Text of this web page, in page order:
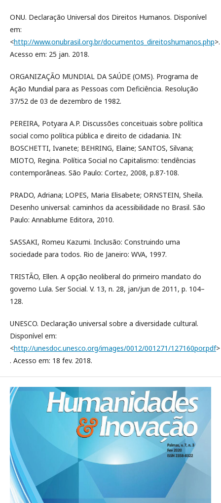
ONU. Declaração Universal dos Direitos Humanos. Disponível
em:
<http://www.onubrasil.org.br/documentos_direitoshumanos.php>.
Acesso em: 25 jan. 2018.
ORGANIZAÇÃO MUNDIAL DA SAÚDE (OMS). Programa de
Ação Mundial para as Pessoas com Deficiência. Resolução
37/52 de 03 de dezembro de 1982.
PEREIRA, Potyara A.P. Discussões conceituais sobre política
social como política pública e direito de cidadania. IN:
BOSCHETTI, Ivanete; BEHRING, Elaine; SANTOS, Silvana;
MIOTO, Regina. Política Social no Capitalismo: tendências
contemporâneas. São Paulo: Cortez, 2008, p.87-108.
PRADO, Adriana; LOPES, Maria Elisabete; ORNSTEIN, Sheila.
Desenho universal: caminhos da acessibilidade no Brasil. São
Paulo: Annablume Editora, 2010.
SASSAKI, Romeu Kazumi. Inclusão: Construindo uma
sociedade para todos. Rio de Janeiro: WVA, 1997.
TRISTÃO, Ellen. A opção neoliberal do primeiro mandato do
governo Lula. Ser Social. V. 13, n. 28, jan/jun de 2011, p. 104–
128.
UNESCO. Declaração universal sobre a diversidade cultural.
Disponível em:
<http://unesdoc.unesco.org/images/0012/001271/127160por.pdf>
. Acesso em: 18 fev. 2018.